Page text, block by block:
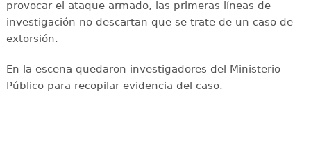
provocar el ataque armado, las primeras líneas de
investigación no descartan que se trate de un caso de
extorsión.
En la escena quedaron investigadores del Ministerio
Público para recopilar evidencia del caso.